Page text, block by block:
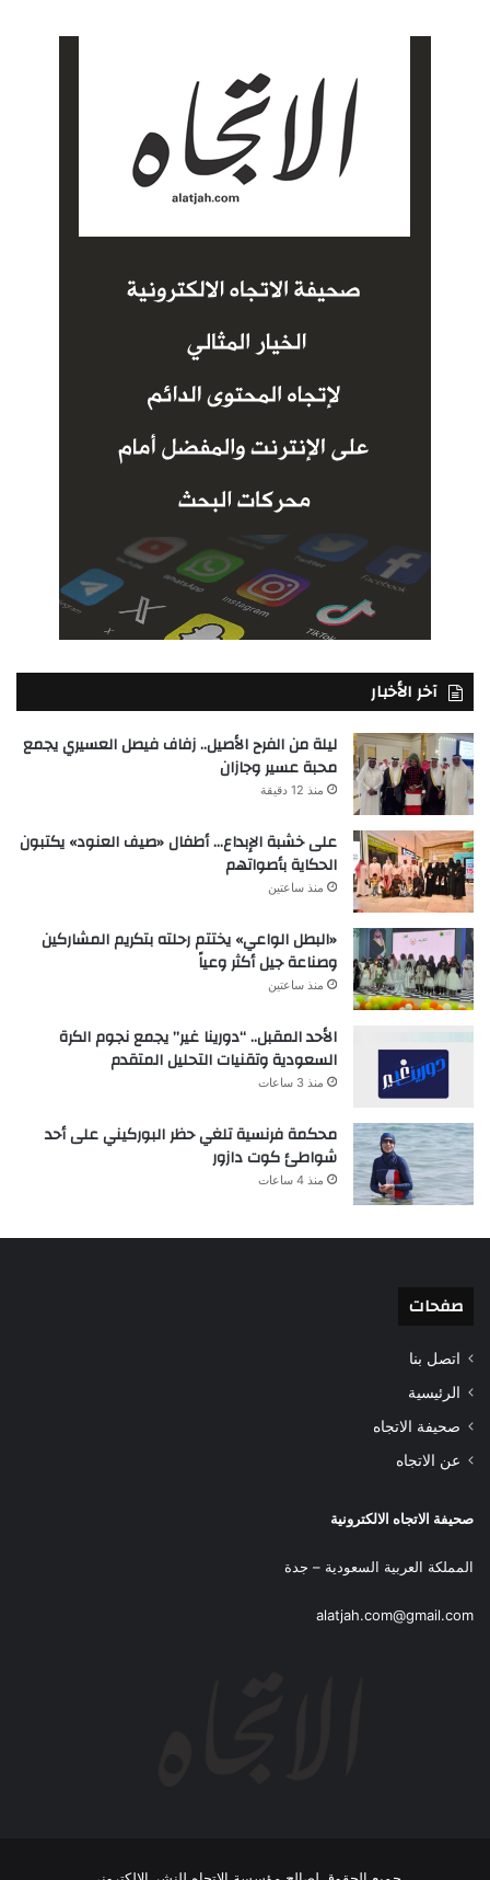
آخر الأخبار
ليلة من الفرح الأصيل.. زفاف فيصل العسيري يجمع
محبة عسير وجازان
منذ 12 دقيقة
على خشبة الإبداع… أطفال «صيف العنود» يكتبون
الحكاية بأصواتهم
منذ ساعتين
«البطل الواعي» يختتم رحلته بتكريم المشاركين
وصناعة جيل أكثر وعياً
منذ ساعتين
الأحد المقبل.. “دورينا غير” يجمع نجوم الكرة
السعودية وتقنيات التحليل المتقدم
منذ 3 ساعات
محكمة فرنسية تلغي حظر البوركيني على أحد
شواطئ كوت دازور
منذ 4 ساعات
صفحات
اتصل بنا
الرئيسية
صحيفة الاتجاه
عن الاتجاه
صحيفة الاتجاه الالكترونية
المملكة العربية السعودية – جدة
alatjah.com@gmail.com